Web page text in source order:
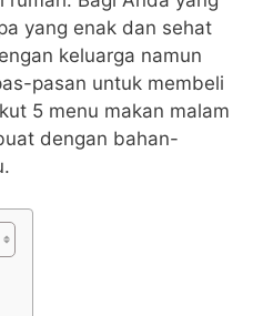
yang enak dan sehat
keluarga namun
pasan untuk membeli
5 menu makan malam
dengan bahan-